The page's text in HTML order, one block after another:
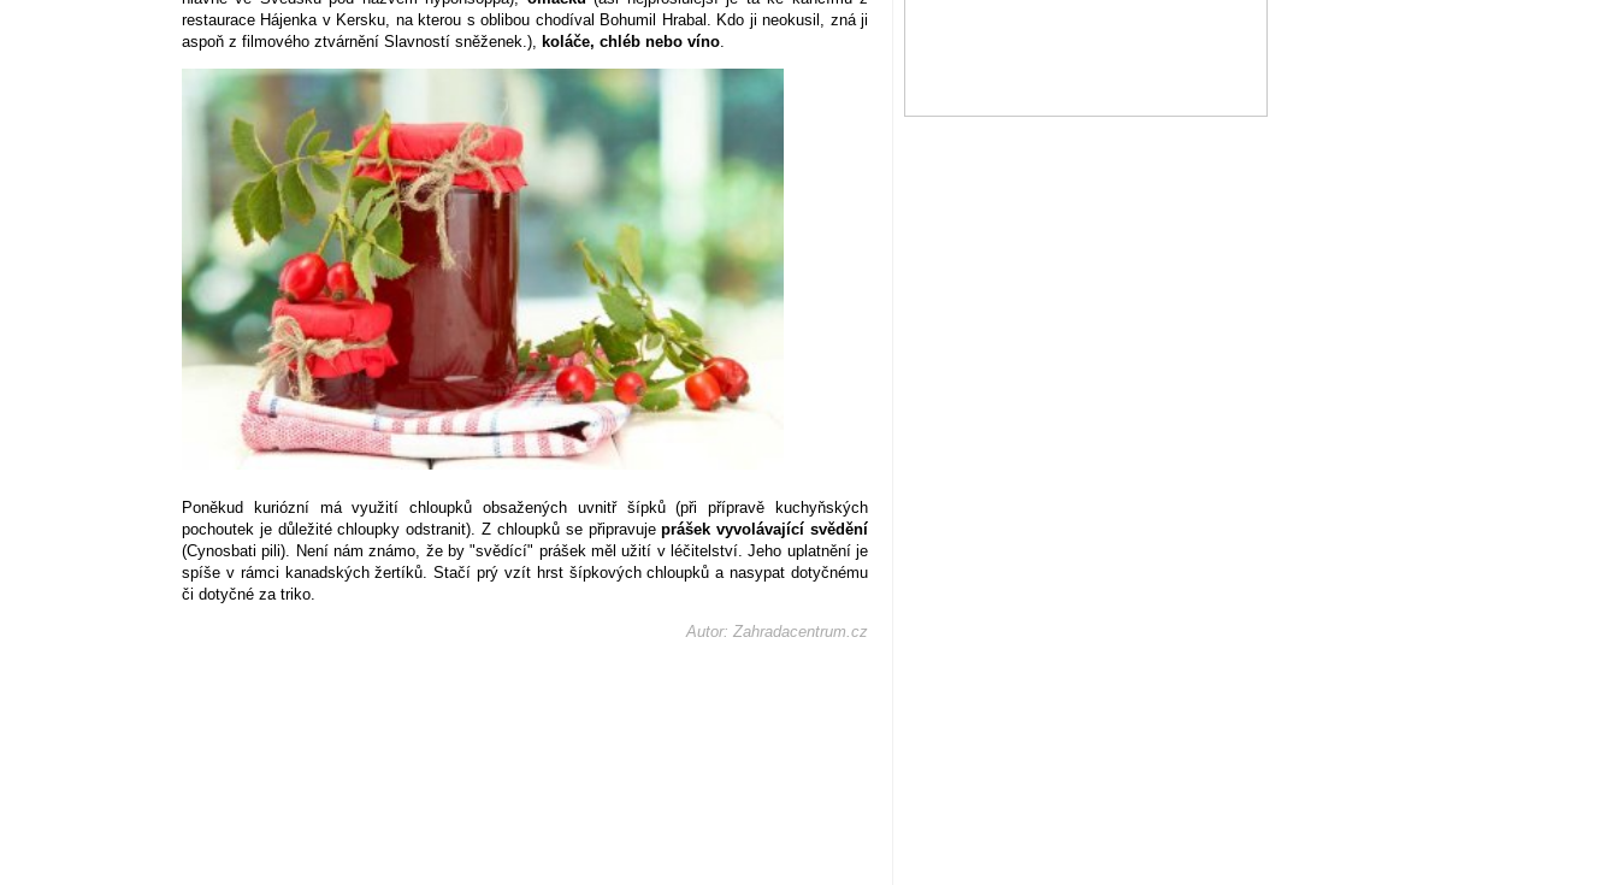
restaurace Hájenka v Kersku, na kterou s oblibou chodíval Bohumil Hrabal. Kdo ji neokusil, zná ji
aspoň z filmového ztvárnění Slavností sněženek.), koláče, chléb nebo víno
Poněkud kuriózní má využití chloupků obsažených uvnitř šípků (při přípravě kuchyňských
pochoutek je důležité chloupky odstranit). Z chloupků se připravujeprášek vyvolávající svědění
(Cynosbati pili). Není nám známo, že by "svědící" prášek měl užití v léčitelství. Jeho uplatnění je
spíše v rámci kanadských žertíků. Stačí prý vzít hrst šípkových chloupků a nasypat dotyčnému
či dotyčné za triko.
Autor: Zahradacentrum.cz